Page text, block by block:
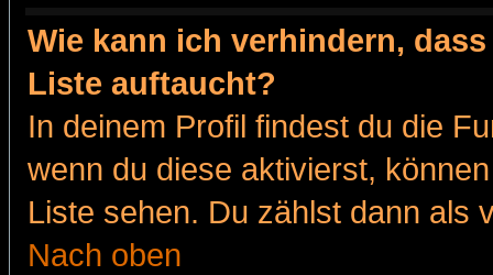
Wie kann ich verhindern,
Liste auftaucht?
In deinem Profil findest du die
wenn du diese aktivierst,
Liste sehen. Du zählst dann als
Nach oben